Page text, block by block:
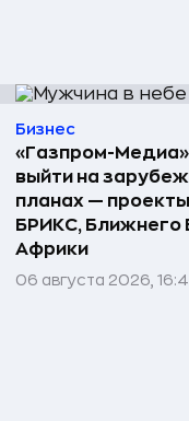
Бизнес
«Газпром-Медиа»
выйти на
планах —
БРИКС, Ближнего
Африки
06 августа 2026,